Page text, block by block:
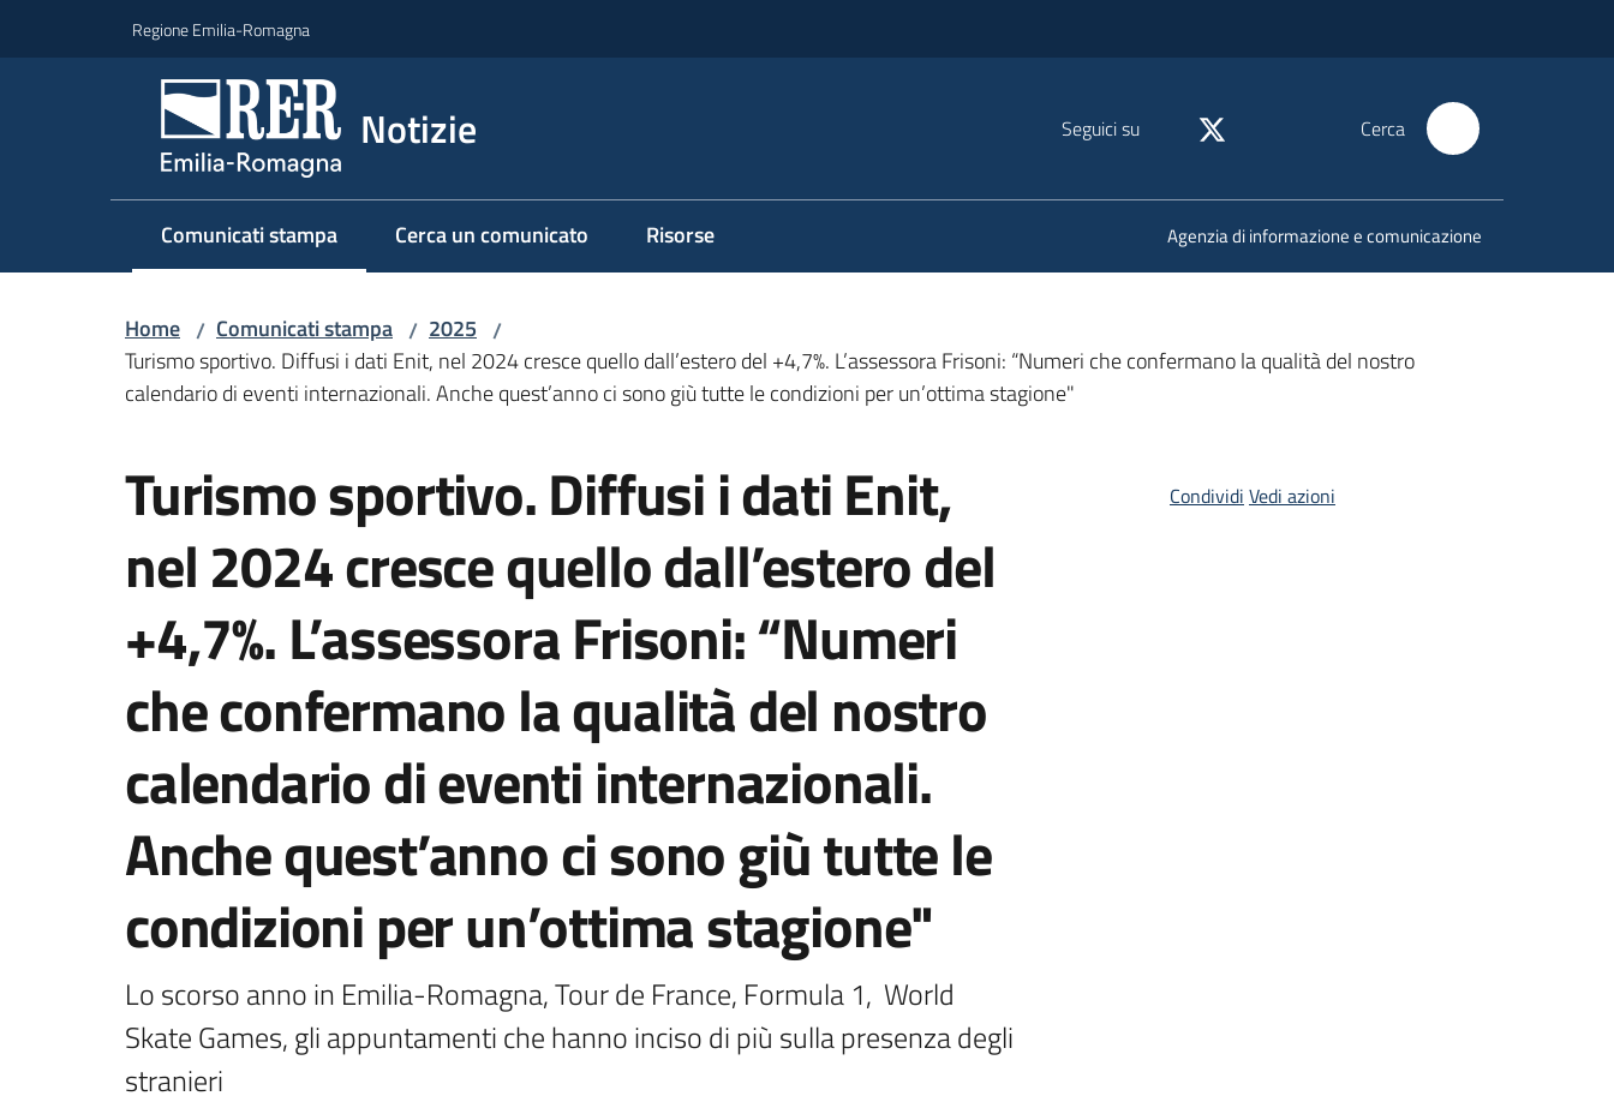
Regione Emilia-Romagna
Notizie Seguici su Cerca
Comunicati stampa
Menu selezionato Cerca un comunicato Risorse Agenzia di informazione e comunicazione
Home / Comunicati stampa / 2025 /
Turismo sportivo. Diffusi i dati Enit, nel 2024 cresce quello dall’estero del +4,7%. L’assessora Frisoni: “Numeri che confermano la qualità del nostro
calendario di eventi internazionali. Anche quest’anno ci sono giù tutte le condizioni per un’ottima stagione"
Turismo sportivo. Diffusi i dati Enit,
nel 2024 cresce quello dall’estero del
+4,7%. L’assessora Frisoni: “Numeri
che confermano la qualità del nostro
calendario di eventi internazionali.
Anche quest’anno ci sono giù tutte le
condizioni per un’ottima stagione"
Lo scorso anno in Emilia-Romagna, Tour de France, Formula 1, ⁠ World
Skate Games, gli appuntamenti che hanno inciso di più sulla presenza degli
stranieri
Condividi Vedi azioni